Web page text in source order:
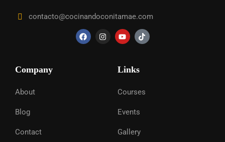
contacto@cocinandoconitamae.com
Company
About
Blog
Contact
Links
Courses
Events
Gallery